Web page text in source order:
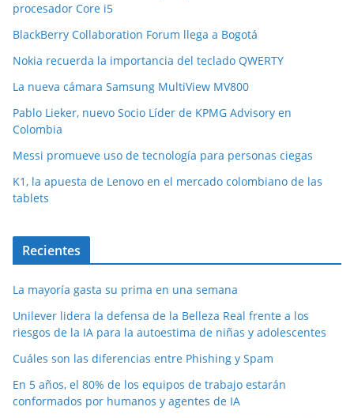
procesador Core i5
BlackBerry Collaboration Forum llega a Bogotá
Nokia recuerda la importancia del teclado QWERTY
La nueva cámara Samsung MultiView MV800
Pablo Lieker, nuevo Socio Líder de KPMG Advisory en
Colombia
Messi promueve uso de tecnología para personas ciegas
K1, la apuesta de Lenovo en el mercado colombiano de las
tablets
Recientes
La mayoría gasta su prima en una semana
Unilever lidera la defensa de la Belleza Real frente a los
riesgos de la IA para la autoestima de niñas y adolescentes
Cuáles son las diferencias entre Phishing y Spam
En 5 años, el 80% de los equipos de trabajo estarán
conformados por humanos y agentes de IA